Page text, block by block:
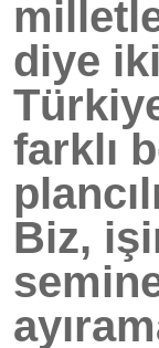
diye
farklı
Biz,